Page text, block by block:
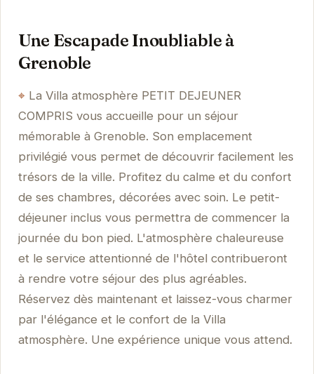
Une Escapade Inoubliable à
Grenoble
La Villa atmosphère PETIT DEJEUNER
COMPRIS vous accueille pour un séjour
mémorable à Grenoble. Son emplacement
privilégié vous permet de découvrir facilement les
trésors de la ville. Profitez du calme et du confort
de ses chambres, décorées avec soin. Le petit-
déjeuner inclus vous permettra de commencer la
journée du bon pied. L'atmosphère chaleureuse
et le service attentionné de l'hôtel contribueront
à rendre votre séjour des plus agréables.
Réservez dès maintenant et laissez-vous charmer
par l'élégance et le confort de la Villa
atmosphère. Une expérience unique vous attend.